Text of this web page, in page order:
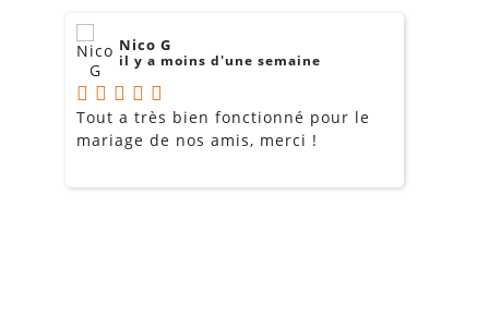
Nico G
il y a moins d'une semaine
Tout a très bien fonctionné pour le
mariage de nos amis, merci !